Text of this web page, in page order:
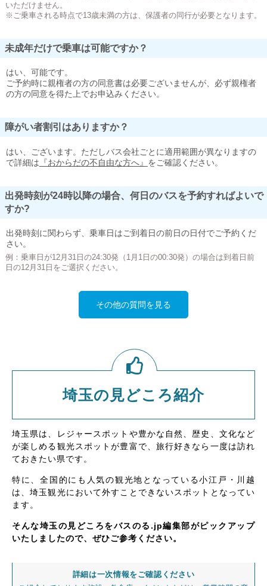
いただけません。
※ご乗車される時点で13歳未満の方は、保護者の同行が必要となります。
未成年だけで乗車は可能ですか？
はい、可能です。
ご予約時に親権者の方の同意書は必要ございませんが、必ず親権者
の方の同意を得た上でお申込みください。
障がい者割引はありますか？
はい、ございます。ただしバス会社ごとに適用範囲が異なりますの
で詳細は 『おからだの不自由な方へ』 をご確認ください。
出発時刻が24時以降の場合、何日のバスを予約すればよいで
すか?
出発時刻に関わらず、乗車日はご到着日の前日の日付でご予約くだ
さい。
例：乗車日が12月31日の24:30発（1月1日の00:30発）の場合は到着日前
日の12月31日をご選択ください。
その他の質問を見る
埼玉の見どころ紹介
埼玉県は、レジャースポットや豊かな自然、歴史、文化など
が楽しめる観光スポットが豊富で、旅行好きなら一度は訪れ
ておきたい県です。
特に、全国的にも人気の観光地となっている小江戸・川越
は、埼玉観光において外すことできないスポットとなってい
ます。
そんな埼玉の見どころをバスのる.jp編集部がピックアップ
いたしましたので、ぜひご参考ください。
詳細は一次情報をご確認ください